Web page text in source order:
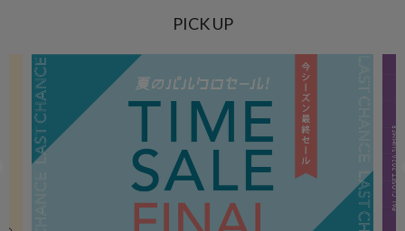
PICK UP